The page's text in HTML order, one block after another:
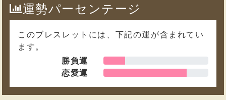
運勢パーセンテージ
このブレスレットには、下記の運が含まれてい
ます。
勝負運
恋愛運